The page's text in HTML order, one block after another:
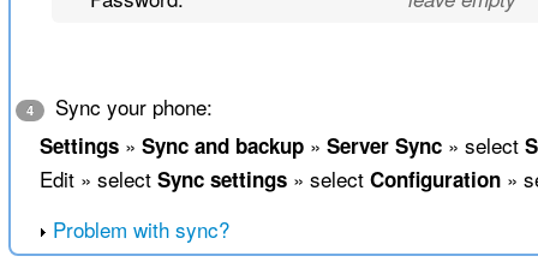
4 Sync your phone:
Settings» Sync and backup» Server Sync» select
Edit » select Sync settings» select Configuration»
Problem with sync?